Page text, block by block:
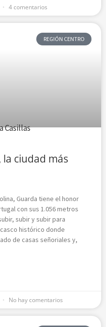
4 comentarios
REGIÓN CENTRO
ciudad más
Guarda tiene el honor
con sus 1.056 metros
subir y subir para
histórico donde
de casas señoriales y,
No hay comentarios